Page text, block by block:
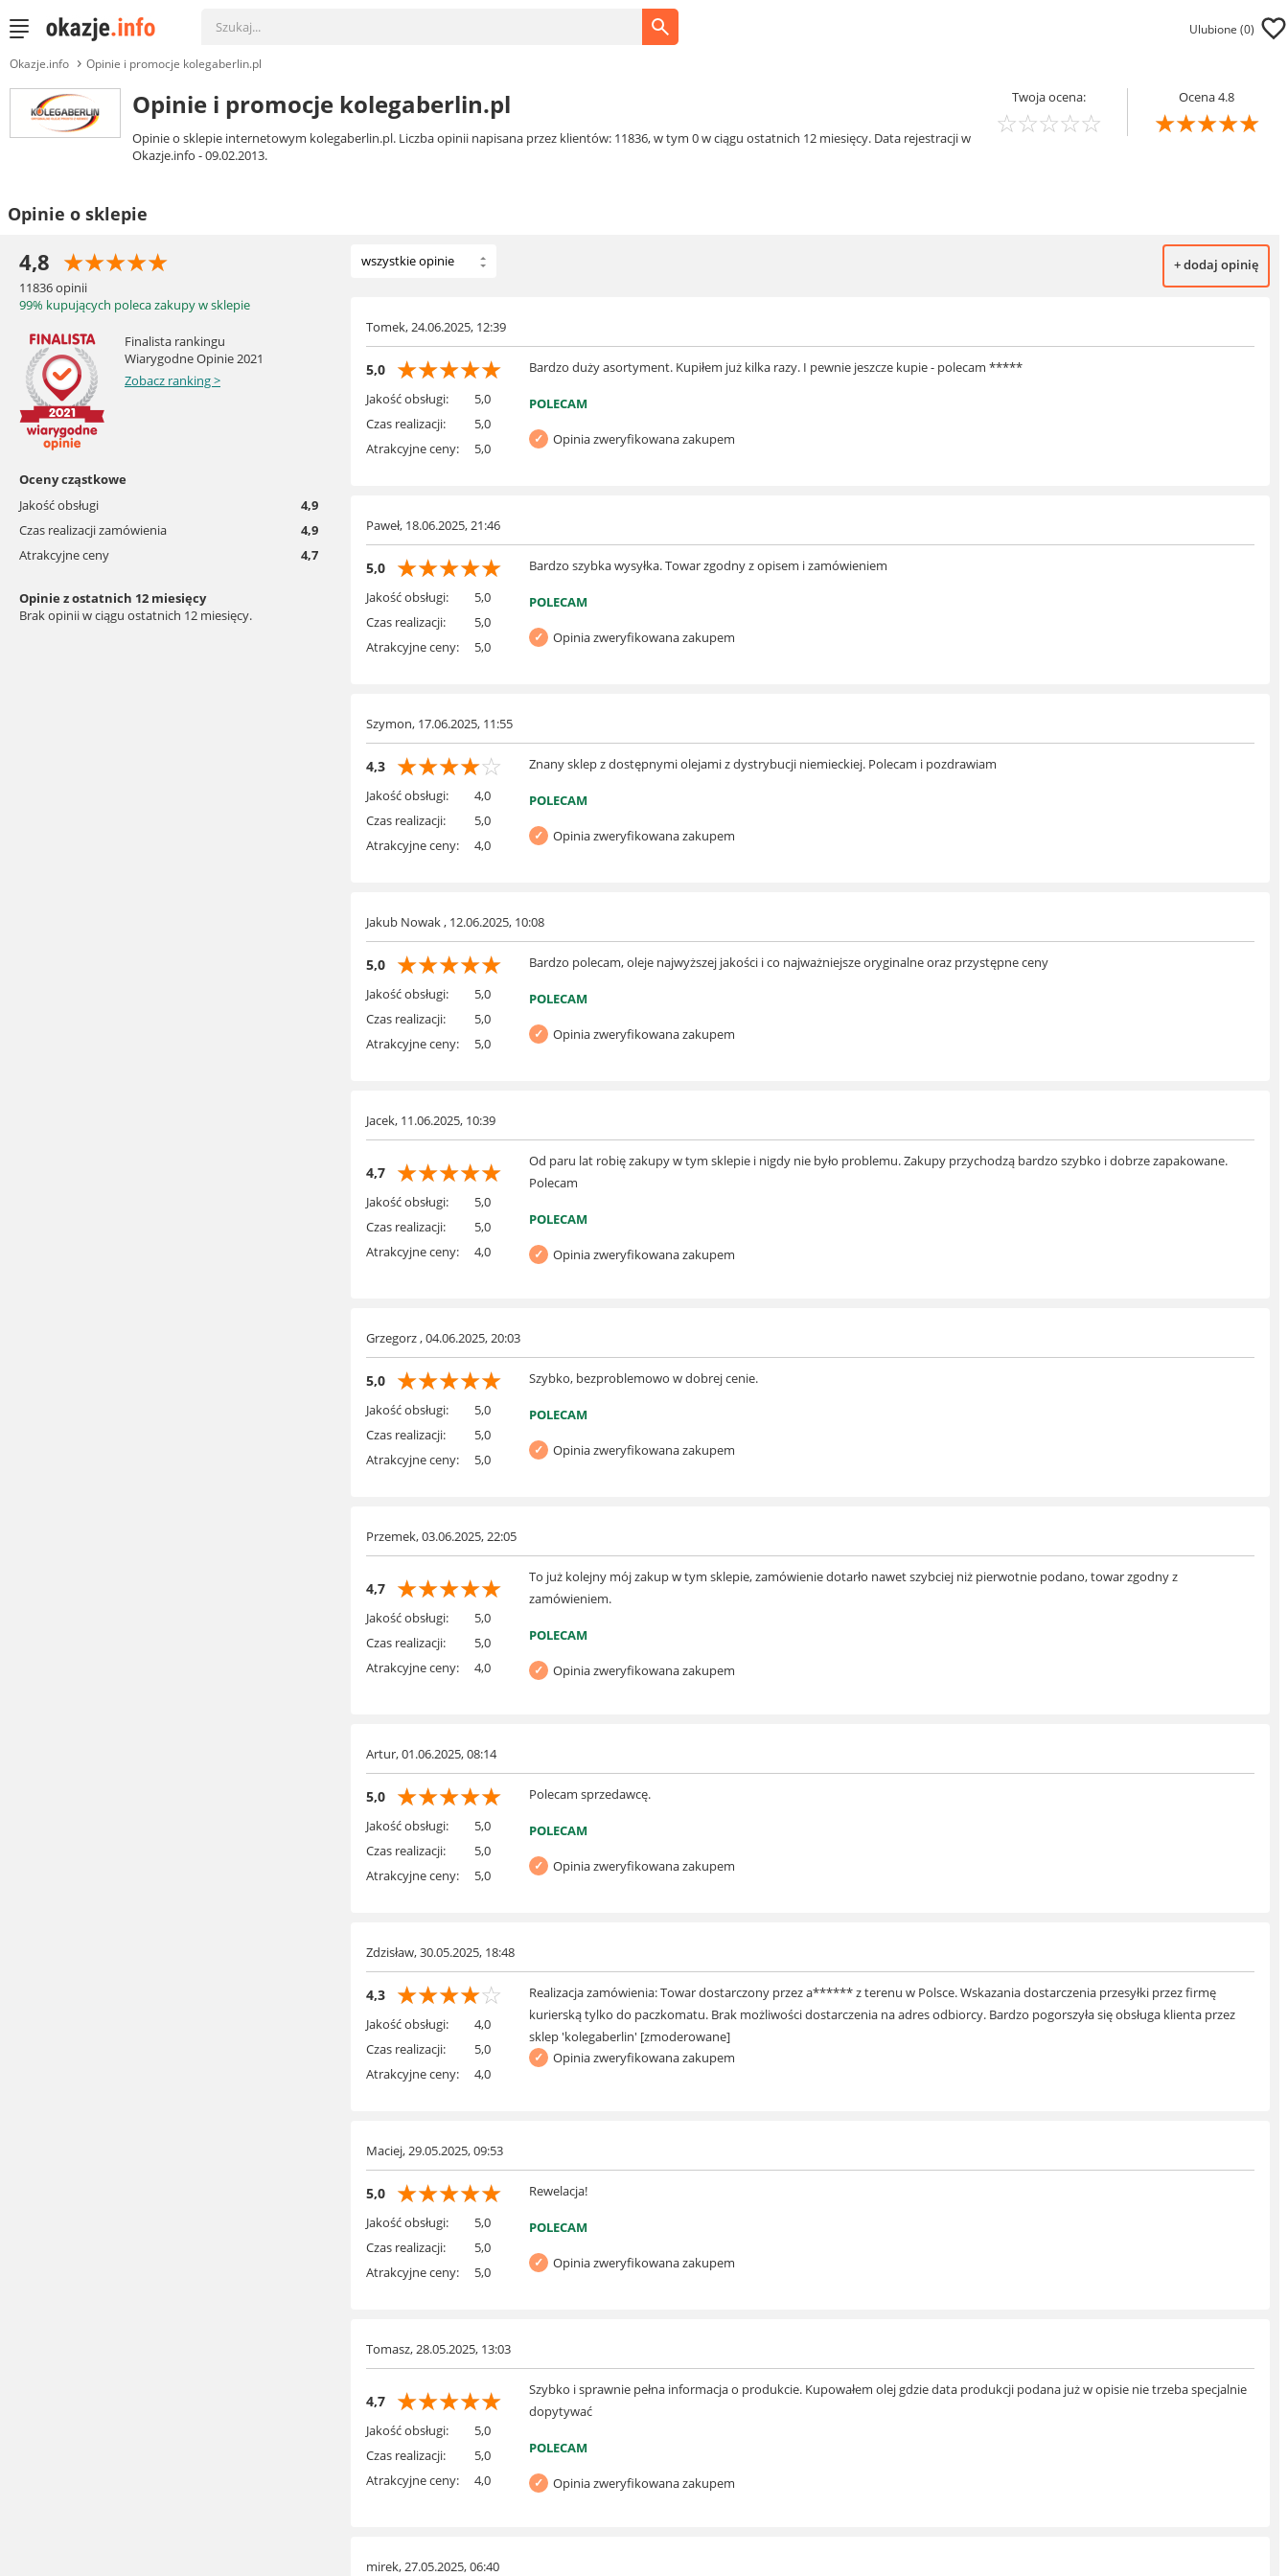
Ulubione (0)
Okazje.info Opinie i promocje kolegaberlin.pl
Opinie i promocje kolegaberlin.pl
Opinie o sklepie internetowym kolegaberlin.pl. Liczba opinii napisana przez klientów: 11836, w tym 0 w ciągu ostatnich 12 miesięcy. Data rejestracji w
Okazje.info - 09.02.2013.
Twoja ocena:
☆
☆
☆
☆
☆
Ocena 4.8
☆
☆
☆
☆
☆
Opinie o sklepie
4,8 ☆
☆
☆
☆
☆
11836opinii
99% kupujących poleca zakupy w sklepie
Finalista rankingu
Wiarygodne Opinie 2021
Zobacz ranking >
Oceny cząstkowe
Jakość obsługi
4,9
Czas realizacji zamówienia
4,9
Atrakcyjne ceny
4,7
Opinie z ostatnich 12 miesięcy
Brak opinii w ciągu ostatnich 12 miesięcy.
wszystkie opinie
opinie negatywne
+ dodaj opinię
Tomek, 24.06.2025, 12:39
5,0 ☆
☆
☆
☆
☆
Jakość obsługi:
5,0
Czas realizacji:
5,0
Atrakcyjne ceny:
5,0
Bardzo duży asortyment. Kupiłem już kilka razy. I pewnie jeszcze kupie - polecam *****
POLECAM
Opinia zweryfikowana zakupem
Paweł, 18.06.2025, 21:46
5,0 ☆
☆
☆
☆
☆
Jakość obsługi:
5,0
Czas realizacji:
5,0
Atrakcyjne ceny:
5,0
Bardzo szybka wysyłka. Towar zgodny z opisem i zamówieniem
POLECAM
Opinia zweryfikowana zakupem
Szymon, 17.06.2025, 11:55
4,3 ☆
☆
☆
☆
☆
Jakość obsługi:
4,0
Czas realizacji:
5,0
Atrakcyjne ceny:
4,0
Znany sklep z dostępnymi olejami z dystrybucji niemieckiej. Polecam i pozdrawiam
POLECAM
Opinia zweryfikowana zakupem
Jakub Nowak , 12.06.2025, 10:08
5,0 ☆
☆
☆
☆
☆
Jakość obsługi:
5,0
Czas realizacji:
5,0
Atrakcyjne ceny:
5,0
Bardzo polecam, oleje najwyższej jakości i co najważniejsze oryginalne oraz przystępne ceny
POLECAM
Opinia zweryfikowana zakupem
Jacek, 11.06.2025, 10:39
4,7 ☆
☆
☆
☆
☆
Jakość obsługi:
5,0
Czas realizacji:
5,0
Atrakcyjne ceny:
4,0
Od paru lat robię zakupy w tym sklepie i nigdy nie było problemu. Zakupy przychodzą bardzo szybko i dobrze zapakowane.
Polecam
POLECAM
Opinia zweryfikowana zakupem
Grzegorz , 04.06.2025, 20:03
5,0 ☆
☆
☆
☆
☆
Jakość obsługi:
5,0
Czas realizacji:
5,0
Atrakcyjne ceny:
5,0
Szybko, bezproblemowo w dobrej cenie.
POLECAM
Opinia zweryfikowana zakupem
Przemek, 03.06.2025, 22:05
4,7 ☆
☆
☆
☆
☆
Jakość obsługi:
5,0
Czas realizacji:
5,0
Atrakcyjne ceny:
4,0
To już kolejny mój zakup w tym sklepie, zamówienie dotarło nawet szybciej niż pierwotnie podano, towar zgodny z
zamówieniem.
POLECAM
Opinia zweryfikowana zakupem
Artur, 01.06.2025, 08:14
5,0 ☆
☆
☆
☆
☆
Jakość obsługi:
5,0
Czas realizacji:
5,0
Atrakcyjne ceny:
5,0
Polecam sprzedawcę.
POLECAM
Opinia zweryfikowana zakupem
Zdzisław, 30.05.2025, 18:48
4,3 ☆
☆
☆
☆
☆
Jakość obsługi:
4,0
Czas realizacji:
5,0
Atrakcyjne ceny:
4,0
Realizacja zamówienia: Towar dostarczony przez a****** z terenu w Polsce. Wskazania dostarczenia przesyłki przez firmę
kurierską tylko do paczkomatu. Brak możliwości dostarczenia na adres odbiorcy. Bardzo pogorszyła się obsługa klienta przez
sklep 'kolegaberlin' [zmoderowane]
Opinia zweryfikowana zakupem
Maciej, 29.05.2025, 09:53
5,0 ☆
☆
☆
☆
☆
Jakość obsługi:
5,0
Czas realizacji:
5,0
Atrakcyjne ceny:
5,0
Rewelacja!
POLECAM
Opinia zweryfikowana zakupem
Tomasz, 28.05.2025, 13:03
4,7 ☆
☆
☆
☆
☆
Jakość obsługi:
5,0
Czas realizacji:
5,0
Atrakcyjne ceny:
4,0
Szybko i sprawnie pełna informacja o produkcie. Kupowałem olej gdzie data produkcji podana już w opisie nie trzeba specjalnie
dopytywać
POLECAM
Opinia zweryfikowana zakupem
mirek, 27.05.2025, 06:40